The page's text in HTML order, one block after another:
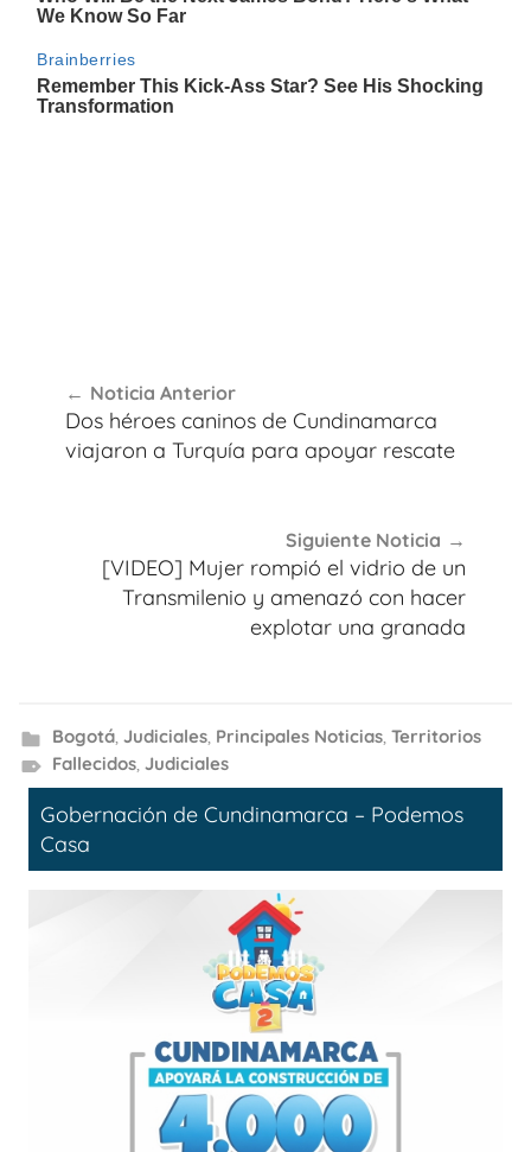
de
entradas
Noticia Anterior
Dos héroes caninos de Cundinamarca
viajaron a Turquía para apoyar rescate
Siguiente Noticia
[VIDEO] Mujer rompió el vidrio de un
Transmilenio y amenazó con hacer
explotar una granada
Bogotá, Judiciales, Principales Noticias, Territorios
Fallecidos, Judiciales
Gobernación de Cundinamarca – Podemos
Casa